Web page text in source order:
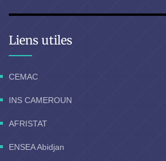
Liens utiles
CEMAC
INS CAMEROUN
AFRISTAT
ENSEA Abidjan